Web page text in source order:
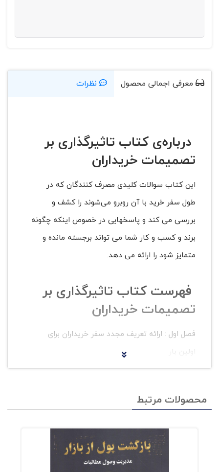
معرفی اجمالی محصول نظرات
درباره‌ی کتاب تاثیرگذاری بر
تصمیمات خریداران
این کتاب سوالات کلیدی مصرف کنندگان که در
طول سفر خرید با آن روبرو می‌شوند را کشف و
بررسی می کند و پاسخهایی در خصوص اینکه چگونه
برند و کسب و کار شما می تواند برجسته مانده و
متمایز شود را ارائه می دهد.
فهرست کتاب تاثیرگذاری بر
تصمیمات خریداران
فصل اول : ارائه تعریف مجدد سفر خریداران برای
اولین بار
فصل سوم : عصر نوطلبی خریداران
فصل چهارم : شاخص DIALبه منظور طبقه بندی
محصولات مرتبط